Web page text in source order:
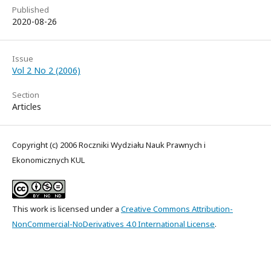
Published
2020-08-26
Issue
Vol 2 No 2 (2006)
Section
Articles
Copyright (c) 2006 Roczniki Wydziału Nauk Prawnych i
Ekonomicznych KUL
This work is licensed under a Creative Commons Attribution-
NonCommercial-NoDerivatives 4.0 International License.